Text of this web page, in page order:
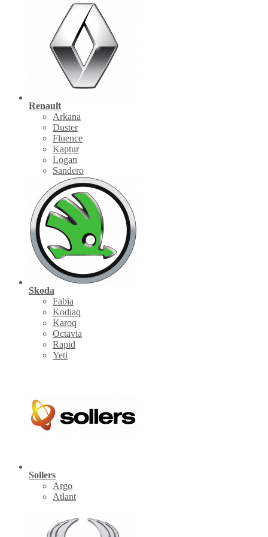
Renault
Arkana
Duster
Fluence
Kaptur
Logan
Sandero
Skoda
Fabia
Kodiaq
Karoq
Octavia
Rapid
Yeti
Sollers
Argo
Atlant